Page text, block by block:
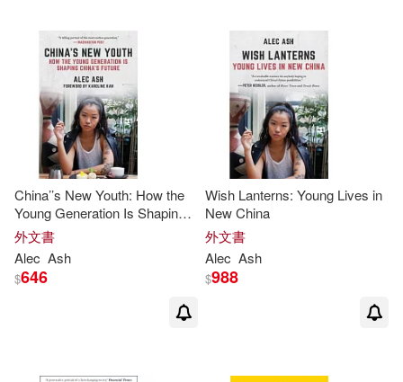
Steven (EDT)/ Bedser(1)
Tom (EDT)(1)
出版社 (可複選)
Ingram(5) Macmillan UK(1)
China’’s New Youth: How the
Young Generation Is Shaping
China’’s Future
外文書
Alec Ash
$646
Wish Lanterns: Young Lives in
New China
外文書
Alec Ash
$988